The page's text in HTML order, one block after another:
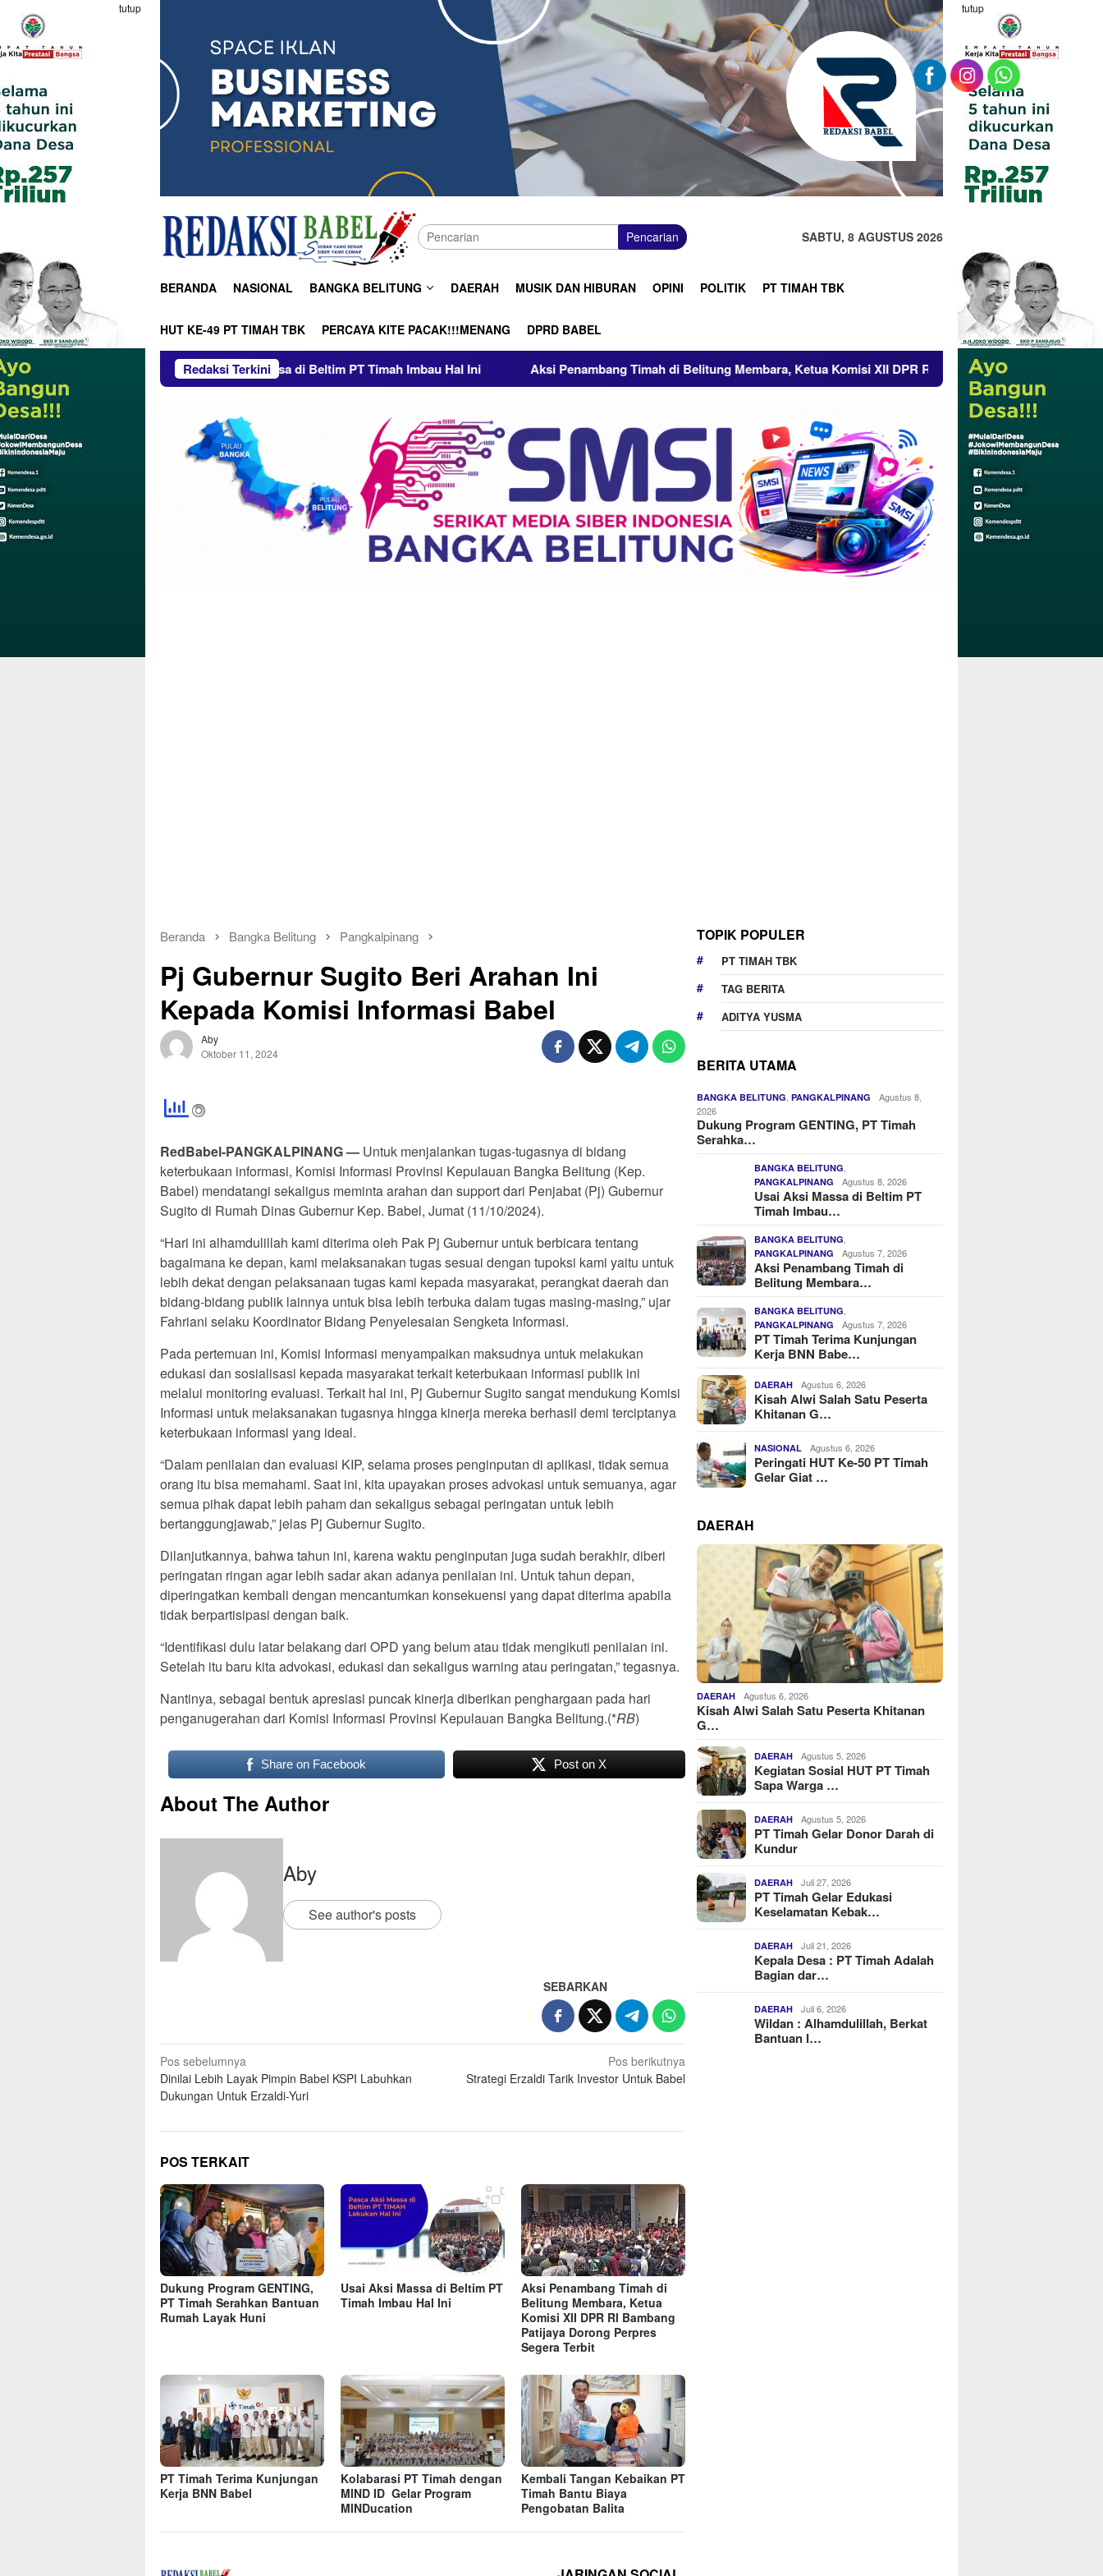
tutup tutup
Pencarian SABTU, 8 AGUSTUS 2026
BERANDA NASIONAL BANGKA BELITUNG DAERAH MUSIK DAN HIBURAN OPINI POLITIK PT TIMAH TBK
HUT KE-49 PT TIMAH TBK PERCAYA KITE PACAK!!!MENANG DPRD BABEL
Redaksi Terkini
Huni Usai Aksi Massa di Beltim PT Timah Imbau Hal Ini Aksi Penambang Timah di Belitung Membara, Ketua Komisi XII DPR RI Bambang Patijaya Dorong Perpres
Beranda Bangka Belitung Pangkalpinang
Pj Gubernur Sugito Beri Arahan Ini
Kepada Komisi Informasi Babel
Aby
Oktober 11, 2024
RedBabel-PANGKALPINANG — Untuk menjalankan tugas-tugasnya di bidang
keterbukaan informasi, Komisi Informasi Provinsi Kepulauan Bangka Belitung (Kep.
Babel) mendatangi sekaligus meminta arahan dan support dari Penjabat (Pj) Gubernur
Sugito di Rumah Dinas Gubernur Kep. Babel, Jumat (11/10/2024).
“Hari ini alhamdulillah kami diterima oleh Pak Pj Gubernur untuk berbicara tentang
bagaimana ke depan, kami melaksanakan tugas sesuai dengan tupoksi kami yaitu untuk
lebih dekat dengan pelaksanaan tugas kami kepada masyarakat, perangkat daerah dan
bidang-bidang publik lainnya untuk bisa lebih terbuka dalam tugas masing-masing,” ujar
Fahriani selaku Koordinator Bidang Penyelesaian Sengketa Informasi.
Pada pertemuan ini, Komisi Informasi menyampaikan maksudnya untuk melakukan
edukasi dan sosialisasi kepada masyarakat terkait keterbukaan informasi publik ini
melalui monitoring evaluasi. Terkait hal ini, Pj Gubernur Sugito sangat mendukung Komisi
Informasi untuk melaksanakan tugasnya hingga kinerja mereka berhasil demi terciptanya
keterbukaan informasi yang ideal.
“Dalam penilaian dan evaluasi KIP, selama proses penginputan di aplikasi, tidak semua
orang itu bisa memahami. Saat ini, kita upayakan proses advokasi untuk semuanya, agar
semua pihak dapat lebih paham dan sekaligus sebagai peringatan untuk lebih
bertanggungjawab,” jelas Pj Gubernur Sugito.
Dilanjutkannya, bahwa tahun ini, karena waktu penginputan juga sudah berakhir, diberi
peringatan ringan agar lebih sadar akan adanya penilaian ini. Untuk tahun depan,
diperingatkan kembali dengan mencantumkan konsekuensi yang dapat diterima apabila
tidak berpartisipasi dengan baik.
“Identifikasi dulu latar belakang dari OPD yang belum atau tidak mengikuti penilaian ini.
Setelah itu baru kita advokasi, edukasi dan sekaligus warning atau peringatan,” tegasnya.
Nantinya, sebagai bentuk apresiasi puncak kinerja diberikan penghargaan pada hari
penganugerahan dari Komisi Informasi Provinsi Kepulauan Bangka Belitung.(*RB)
Share on Facebook Post on X
About The Author
Aby
See author's posts
SEBARKAN
Pos sebelumnya
Dinilai Lebih Layak Pimpin Babel KSPI Labuhkan
Dukungan Untuk Erzaldi-Yuri
Pos berikutnya
Strategi Erzaldi Tarik Investor Untuk Babel
POS TERKAIT
Dukung Program GENTING,
PT Timah Serahkan Bantuan
Rumah Layak Huni
Usai Aksi Massa di Beltim PT
Timah Imbau Hal Ini
Aksi Penambang Timah di
Belitung Membara, Ketua
Komisi XII DPR RI Bambang
Patijaya Dorong Perpres
Segera Terbit
PT Timah Terima Kunjungan
Kerja BNN Babel
Kolabarasi PT Timah dengan
MIND ID Gelar Program
MINDucation
Kembali Tangan Kebaikan PT
Timah Bantu Biaya
Pengobatan Balita
TOPIK POPULER
PT TIMAH TBK
TAG BERITA
ADITYA YUSMA
BERITA UTAMA
BANGKA BELITUNG ,PANGKALPINANG
Agustus 8,
2026
Dukung Program GENTING, PT Timah
Serahka…
BANGKA BELITUNG
PANGKALPINANG Agustus 8, 2026
Usai Aksi Massa di Beltim PT
Timah Imbau…
BANGKA BELITUNG
PANGKALPINANG Agustus 7, 2026
Aksi Penambang Timah di
Belitung Membara…
BANGKA BELITUNG
PANGKALPINANG Agustus 7, 2026
PT Timah Terima Kunjungan
Kerja BNN Babe…
DAERAH Agustus 6, 2026
Kisah Alwi Salah Satu Peserta
Khitanan G…
NASIONAL Agustus 6, 2026
Peringati HUT Ke-50 PT Timah
Gelar Giat …
DAERAH
DAERAH Agustus 6, 2026
Kisah Alwi Salah Satu Peserta Khitanan
G…
DAERAH Agustus 5, 2026
Kegiatan Sosial HUT PT Timah
Sapa Warga …
DAERAH Agustus 5, 2026
PT Timah Gelar Donor Darah di
Kundur
DAERAH Juli 27, 2026
PT Timah Gelar Edukasi
Keselamatan Kebak…
DAERAH Juli 21, 2026
Kepala Desa : PT Timah Adalah
Bagian dar…
DAERAH Juli 6, 2026
Wildan : Alhamdulillah, Berkat
Bantuan I…